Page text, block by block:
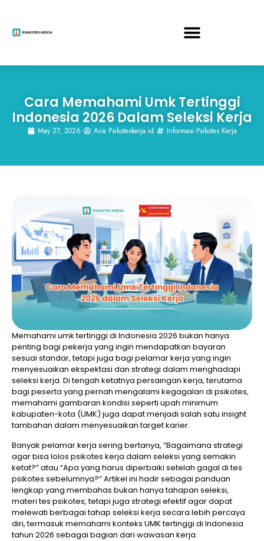
Cara Memahami Umk Tertinggi
Indonesia 2026 Dalam Seleksi Kerja
May 27, 2026 Aira Psikoteskerja.id Informasi Psikotes Kerja
Memahami umk tertinggi di Indonesia 2026 bukan hanya
penting bagi pekerja yang ingin mendapatkan bayaran
sesuai standar, tetapi juga bagi pelamar kerja yang ingin
menyesuaikan ekspektasi dan strategi dalam menghadapi
seleksi kerja. Di tengah ketatnya persaingan kerja, terutama
bagi peserta yang pernah mengalami kegagalan di psikotes,
memahami gambaran kondisi seperti upah minimum
kabupaten-kota (UMK) juga dapat menjadi salah satu insight
tambahan dalam menyesuaikan target karier.
Banyak pelamar kerja sering bertanya, “Bagaimana strategi
agar bisa lolos psikotes kerja dalam seleksi yang semakin
ketat?” atau “Apa yang harus diperbaiki setelah gagal di tes
psikotes sebelumnya?” Artikel ini hadir sebagai panduan
lengkap yang membahas bukan hanya tahapan seleksi,
materi tes psikotes, tetapi juga strategi efektif agar dapat
melewati berbagai tahap seleksi kerja secara lebih percaya
diri, termasuk memahami konteks UMK tertinggi di Indonesia
tahun 2026 sebagai bagian dari wawasan kerja.